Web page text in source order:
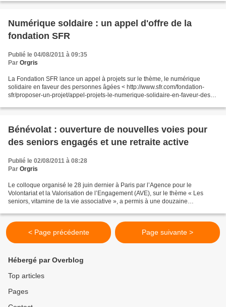
Numérique soldaire : un appel d'offre de la
fondation SFR
Publié le 04/08/2011 à 09:35
Par Orgris
La Fondation SFR lance un appel à projets sur le thème, le numérique
solidaire en faveur des personnes âgées < http://www.sfr.com/fondation-
sfr/proposer-un-projet/appel-projets-le-numerique-solidaire-en-faveur-des-
Bénévolat : ouverture de nouvelles voies pour
des seniors engagés et une retraite active
Publié le 02/08/2011 à 08:28
Par Orgris
Le colloque organisé le 28 juin dernier à Paris par l’Agence pour le
Volontariat et la Valorisation de l’Engagement (AVE), sur le thème « Les
seniors, vitamine de la vie associative », a permis à une douzaine
< Page précédente Page suivante >
Hébergé par Overblog
Top articles
Pages